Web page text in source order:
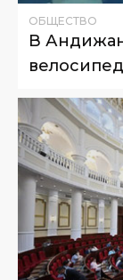
ОБЩЕСТВО
В